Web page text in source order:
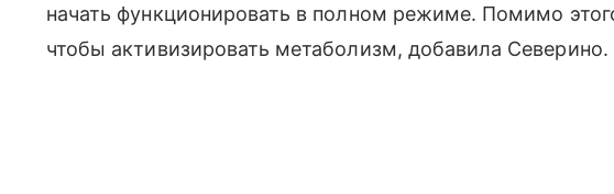
начать функционировать в полном режиме. Помимо
чтобы активизировать метаболизм, добавила Северино.